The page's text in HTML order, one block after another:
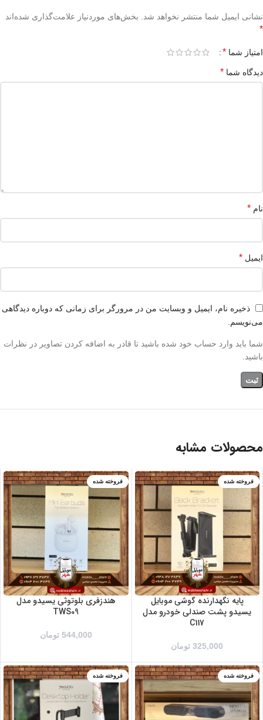
نشانی ایمیل شما منتشر نخواهد شد. بخش‌های موردنیاز علامت‌گذاری شده‌اند
*
امتیاز شما *
دیدگاه شما *
نام *
ایمیل *
ذخیره نام، ایمیل و وبسایت من در مرورگر برای زمانی که دوباره دیدگاهی
می‌نویسم.
شما باید وارد حساب خود شده باشید تا قادر به اضافه کردن تصاویر در نظرات
باشید.
محصولات مشابه
فروخته شده
پایه نگهدارنده گوشی موبایل
یسیدو پشت صندلی خودرو مدل
C117
325,000 تومان
فروخته شده
هندزفری بلوتوثی یسیدو مدل
TWS09
544,000 تومان
فروخته شده فروخته شده